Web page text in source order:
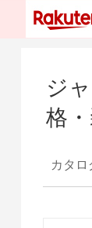
ジ
格
カタロ